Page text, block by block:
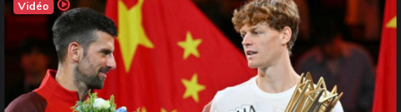
Vidéo